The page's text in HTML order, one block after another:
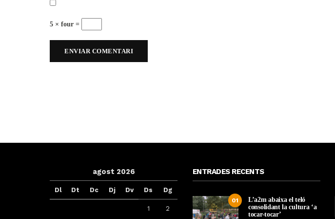
5 × four =
agost 2026
Dl Dt Dc Dj Dv Ds Dg
1 2
ENTRADES RECENTS
01
L’a2m abaixa el teló
consolidant la cultura ‘a
tocar-tocar’